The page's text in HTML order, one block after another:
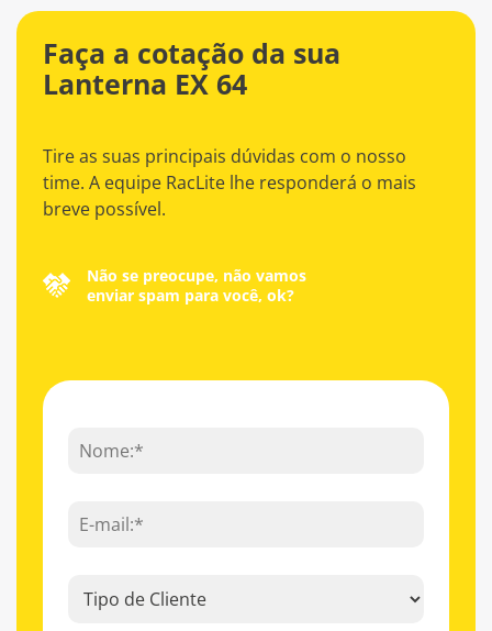
Faça a cotação da sua
Lanterna EX 64
Tire as suas principais dúvidas com o nosso
time. A equipe RacLite lhe responderá o mais
breve possível.
Não se preocupe, não vamos
enviar spam para você, ok?